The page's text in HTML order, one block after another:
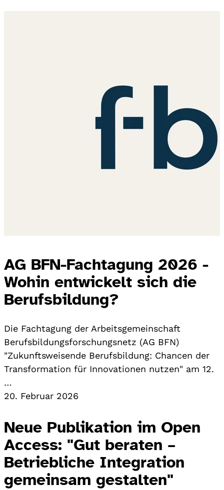
AG BFN-Fachtagung 2026 -
Wohin entwickelt sich die
Berufsbildung?
Die Fachtagung der Arbeitsgemeinschaft
Berufsbildungsforschungsnetz (AG BFN)
"Zukunftsweisende Berufsbildung: Chancen der
Transformation für Innovationen nutzen" am 12.
…
20. Februar 2026
Neue Publikation im Open
Access: "Gut beraten –
Betriebliche Integration
gemeinsam gestalten"